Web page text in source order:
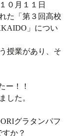
０月１１日
た「第３回高校
」につい
授業があり、そ
ー！！
した。
グラタンパフ
か？